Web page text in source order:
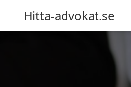
Hitta-advokat.se